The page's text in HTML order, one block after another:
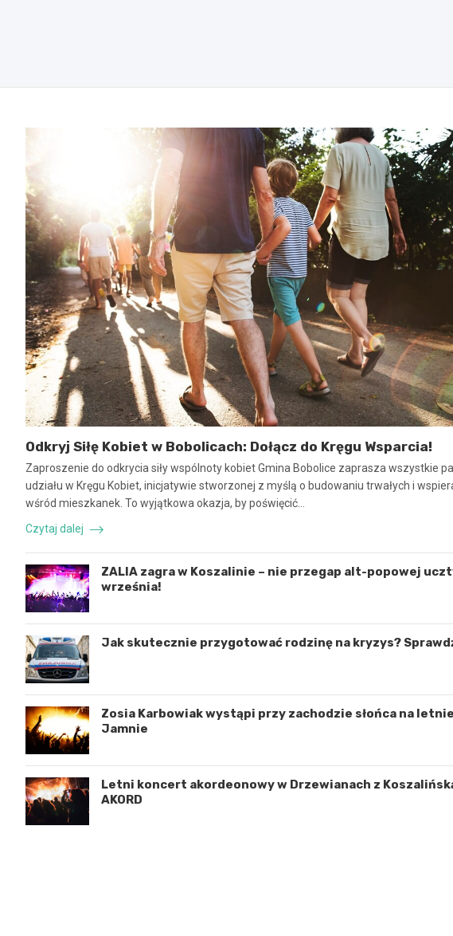
Odkryj Siłę Kobiet w Bobolicach: Dołącz do Kręgu Wsparcia!
Zaproszenie do odkrycia siły wspólnoty kobiet Gmina Bobolice zaprasza wszystkie
udziału w Kręgu Kobiet, inicjatywie stworzonej z myślą o budowaniu trwałych i
wśród mieszkanek. To wyjątkowa okazja, by poświęcić…
Czytaj dalej
ZALIA zagra w Koszalinie – nie przegap alt-popowej
września!
Jak skutecznie przygotować rodzinę na kryzys?
Zosia Karbowiak wystąpi przy zachodzie słońca na
Jamnie
Letni koncert akordeonowy w Drzewianach z
AKORD